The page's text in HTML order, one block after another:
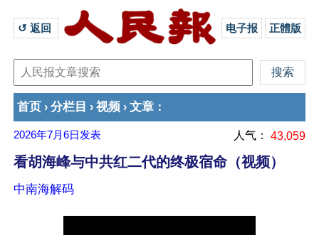
↺ 返回 电子报 正體版
首页 › 分栏目 › 视频 › 文章 ：
2026年7月6日 发表 人气： 43,059
看胡海峰与中共红二代的终极宿命（视频）
中南海解码